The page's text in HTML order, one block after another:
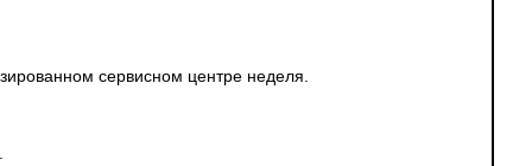
сервисном центре неделя.